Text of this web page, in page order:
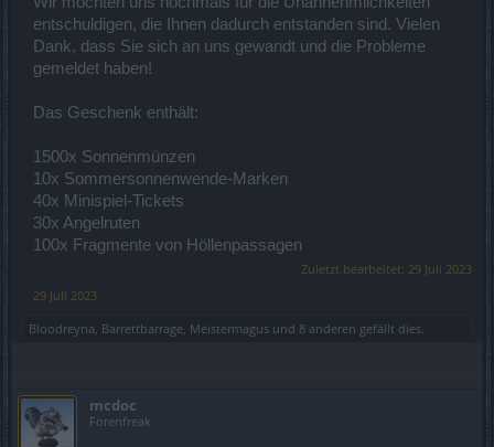
entschuldigen, die Ihnen dadurch entstanden sind. Vielen
Dank, dass Sie sich an uns gewandt und die Probleme
gemeldet haben!
Das Geschenk enthält:
1500x Sonnenmünzen
10x Sommersonnenwende-Marken
40x Minispiel-Tickets
30x Angelruten
100x Fragmente von Höllenpassagen
Zuletzt bearbeitet: 29 Juli 2023
29 Juli 2023
Bloodreyna Barrettbarrage Meistermagus und 8 anderen gefällt dies.
mcdoc
Forenfreak